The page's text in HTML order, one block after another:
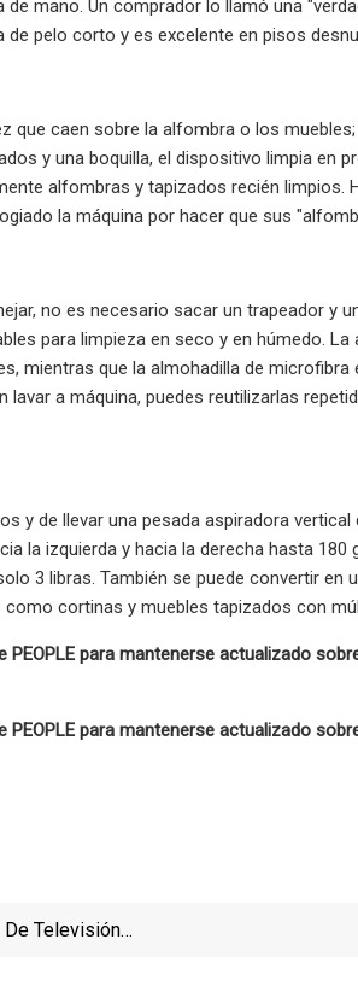
mano. Un comprador lo llamó una
pelo corto y es excelente en pisos
que caen sobre la alfombra o los
y una boquilla, el dispositivo limpia en
alfombras y tapizados recién limpios.
la máquina por hacer que sus
no es necesario sacar un trapeador y
para limpieza en seco y en húmedo.
mientras que la almohadilla de
a máquina, puedes reutilizarlas
y de llevar una pesada aspiradora
la izquierda y hacia la derecha hasta 180
3 libras. También se puede convertir en
cortinas y muebles tapizados con
para mantenerse actualizado
para mantenerse actualizado
De Televisión